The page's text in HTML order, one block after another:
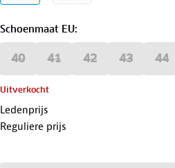
Schoenmaat EU:
40 41 42 43 44
Uitverkocht
Ledenprijs
Reguliere prijs